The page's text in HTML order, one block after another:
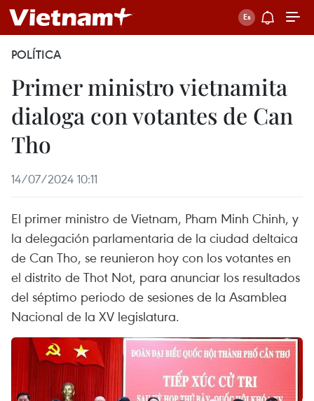
POLÍTICA
Primer ministro vietnamita
dialoga con votantes de Can
Tho
14/07/2024 10:11
El primer ministro de Vietnam, Pham Minh Chinh, y
la delegación parlamentaria de la ciudad deltaica
de Can Tho, se reunieron hoy con los votantes en
el distrito de Thot Not, para anunciar los resultados
del séptimo periodo de sesiones de la Asamblea
Nacional de la XV legislatura.